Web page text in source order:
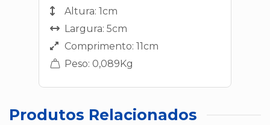
Altura: 1cm
Largura: 5cm
Comprimento: 11cm
Peso: 0,089Kg
Produtos Relacionados